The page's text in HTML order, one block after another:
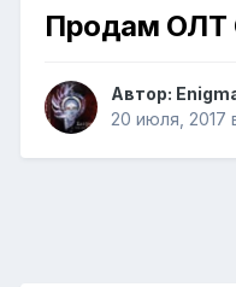
Продам ОЛТ
Автор:
20 июля, 2017